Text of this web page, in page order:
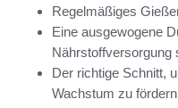
Regelmäßiges
Eine ausgewogene
Nährstoffversorgung
Der richtige Schnitt,
Wachstum zu fördern